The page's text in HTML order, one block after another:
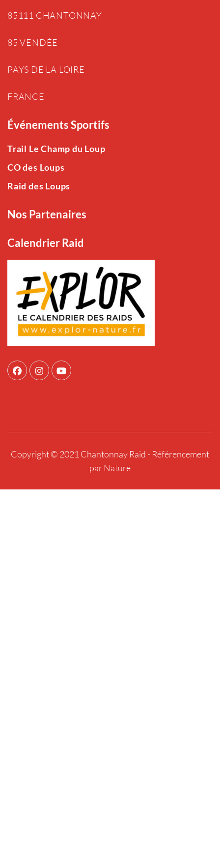
85111 CHANTONNAY
85 VENDÉE
PAYS DE LA LOIRE
FRANCE
Événements Sportifs
Trail Le Champ du Loup
CO des Loups
Raid des Loups
Nos Partenaires
Calendrier Raid
Copyright © 2021 Chantonnay Raid - Référencement
par Nature